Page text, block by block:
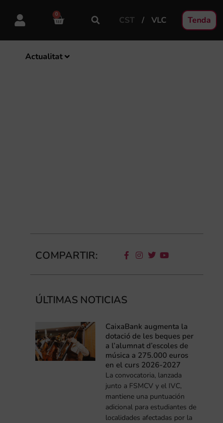
0
CST VLC Tenda
Actualitat
COMPARTIR:
ÚLTIMAS NOTICIAS
CaixaBank augmenta la
dotació de les beques per
a l’alumnat d’escoles de
música a 275.000 euros
en el curs 2026-2027
La convocatoria, lanzada
junto a FSMCV y el IVC,
mantiene una puntuación
adicional para estudiantes de
localidades afectadas por la